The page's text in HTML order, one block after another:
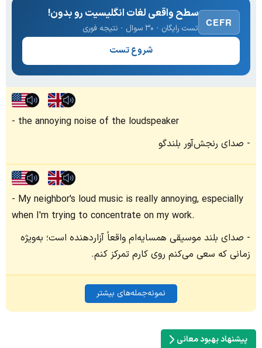
CEFR
سطح واقعی لغات انگلیسیت رو بدون!
تست رایگان · ۳۰ سوال · نتیجه فوری
شروع تست
the annoying noise of the loudspeaker
صدای رنجش‌آور بلندگو
My neighbor's loud music is really annoying, especially
when I'm trying to concentrate on my work.
صدای بلند موسیقی همسایه‌ام واقعاً آزاردهنده است؛ به‌ویژه
زمانی که سعی می‌کنم روی کارم تمرکز کنم.
نمونه‌جمله‌های بیشتر
پیشنهاد بهبود معانی